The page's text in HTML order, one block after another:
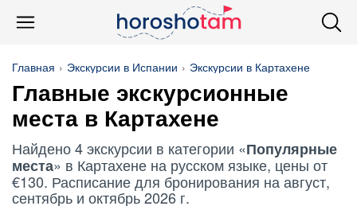
Главная Экскурсии в Испании Экскурсии в Картахене
Главные экскурсионные
места в Картахене
Найдено 4 экскурсии в категории «Популярные
места» в Картахене на русском языке, цены от
€130. Расписание для бронирования на август,
сентябрь и октябрь 2026 г.